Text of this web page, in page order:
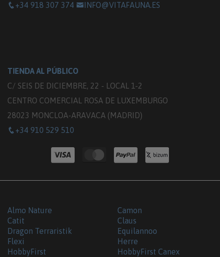
+34 918 307 374
INFO@VITAFAUNA.ES
TIENDA AL PÚBLICO
C/ SEIS DE DICIEMBRE, 22 - LOCAL 1-2
CENTRO COMERCIAL ROSA DE LUXEMBURGO
28023 MONCLOA-ARAVACA (MADRID)
+34 910 529 510
Almo Nature
Camon
Catit
Claus
Dragon Terraristik
Equilannoo
Flexi
Herre
HobbyFirst
HobbyFirst Canex